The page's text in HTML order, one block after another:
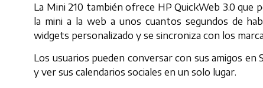
La Mini 210 también ofrece HP QuickWeb 3.0 que
la mini a la web a unos cuantos segundos de
widgets personalizado y se sincroniza con los
Los usuarios pueden conversar con sus amigos
y ver sus calendarios sociales en un solo lugar.